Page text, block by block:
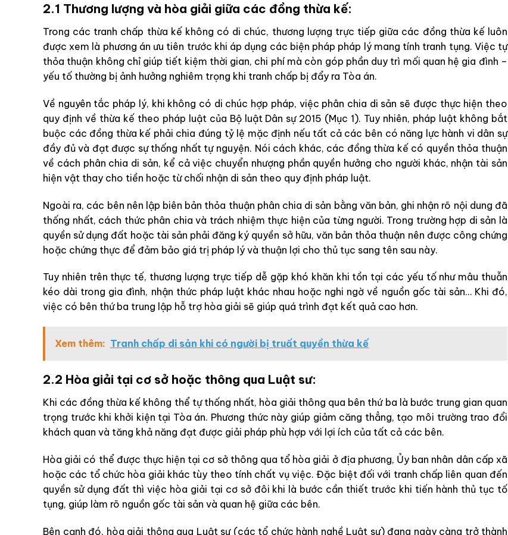
2.1 Thương lượng và hòa giải giữa các đồng thừa kế:
Trong các tranh chấp thừa kế không có di chúc, thương lượng trực tiếp giữa các đồng thừa kế luôn
được xem là phương án ưu tiên trước khi áp dụng các biện pháp pháp lý mang tính tranh tụng. Việc tự
thỏa thuận không chỉ giúp tiết kiệm thời gian, chi phí mà còn góp phần duy trì mối quan hệ gia đình –
yếu tố thường bị ảnh hưởng nghiêm trọng khi tranh chấp bị đẩy ra Tòa án.
Về nguyên tắc pháp lý, khi không có di chúc hợp pháp, việc phân chia di sản sẽ được thực hiện theo
quy định về thừa kế theo pháp luật của Bộ luật Dân sự 2015 (Mục 1). Tuy nhiên, pháp luật không bắt
buộc các đồng thừa kế phải chia đúng tỷ lệ mặc định nếu tất cả các bên có năng lực hành vi dân sự
đầy đủ và đạt được sự thống nhất tự nguyện. Nói cách khác, các đồng thừa kế có quyền thỏa thuận
về cách phân chia di sản, kể cả việc chuyển nhượng phần quyền hưởng cho người khác, nhận tài sản
hiện vật thay cho tiền hoặc từ chối nhận di sản theo quy định pháp luật.
Ngoài ra, các bên nên lập biên bản thỏa thuận phân chia di sản bằng văn bản, ghi nhận rõ nội dung đã
thống nhất, cách thức phân chia và trách nhiệm thực hiện của từng người. Trong trường hợp di sản là
quyền sử dụng đất hoặc tài sản phải đăng ký quyền sở hữu, văn bản thỏa thuận nên được công chứng
hoặc chứng thực để đảm bảo giá trị pháp lý và thuận lợi cho thủ tục sang tên sau này.
Tuy nhiên trên thực tế, thương lượng trực tiếp dễ gặp khó khăn khi tồn tại các yếu tố như mâu thuẫn
kéo dài trong gia đình, nhận thức pháp luật khác nhau hoặc nghi ngờ về nguồn gốc tài sản… Khi đó,
việc có bên thứ ba trung lập hỗ trợ hòa giải sẽ giúp quá trình đạt kết quả cao hơn.
Xem thêm: Tranh chấp di sản khi có người bị truất quyền thừa kế
2.2 Hòa giải tại cơ sở hoặc thông qua Luật sư:
Khi các đồng thừa kế không thể tự thống nhất, hòa giải thông qua bên thứ ba là bước trung gian quan
trọng trước khi khởi kiện tại Tòa án. Phương thức này giúp giảm căng thẳng, tạo môi trường trao đổi
khách quan và tăng khả năng đạt được giải pháp phù hợp với lợi ích của tất cả các bên.
Hòa giải có thể được thực hiện tại cơ sở thông qua tổ hòa giải ở địa phương, Ủy ban nhân dân cấp xã
hoặc các tổ chức hòa giải khác tùy theo tính chất vụ việc. Đặc biệt đối với tranh chấp liên quan đến
quyền sử dụng đất thì việc hòa giải tại cơ sở đôi khi là bước cần thiết trước khi tiến hành thủ tục tố
tụng, giúp làm rõ nguồn gốc tài sản và quan hệ giữa các bên.
Bên cạnh đó, hòa giải thông qua Luật sư (các tổ chức hành nghề Luật sư) đang ngày càng trở thành